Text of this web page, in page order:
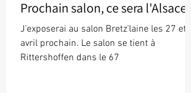
Prochain salon, ce sera l'Alsace !
J'exposerai au salon Bretz'laine les 27 et
avril prochain. Le salon se tient à
Rittershoffen dans le 67